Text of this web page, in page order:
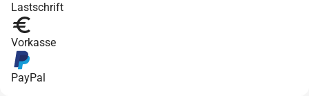
Lastschrift
Vorkasse
PayPal